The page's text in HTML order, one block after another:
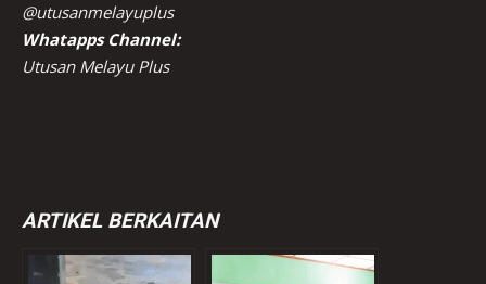
@utusanmelayuplus
Whatapps Channel:
Utusan Melayu Plus
ARTIKEL BERKAITAN